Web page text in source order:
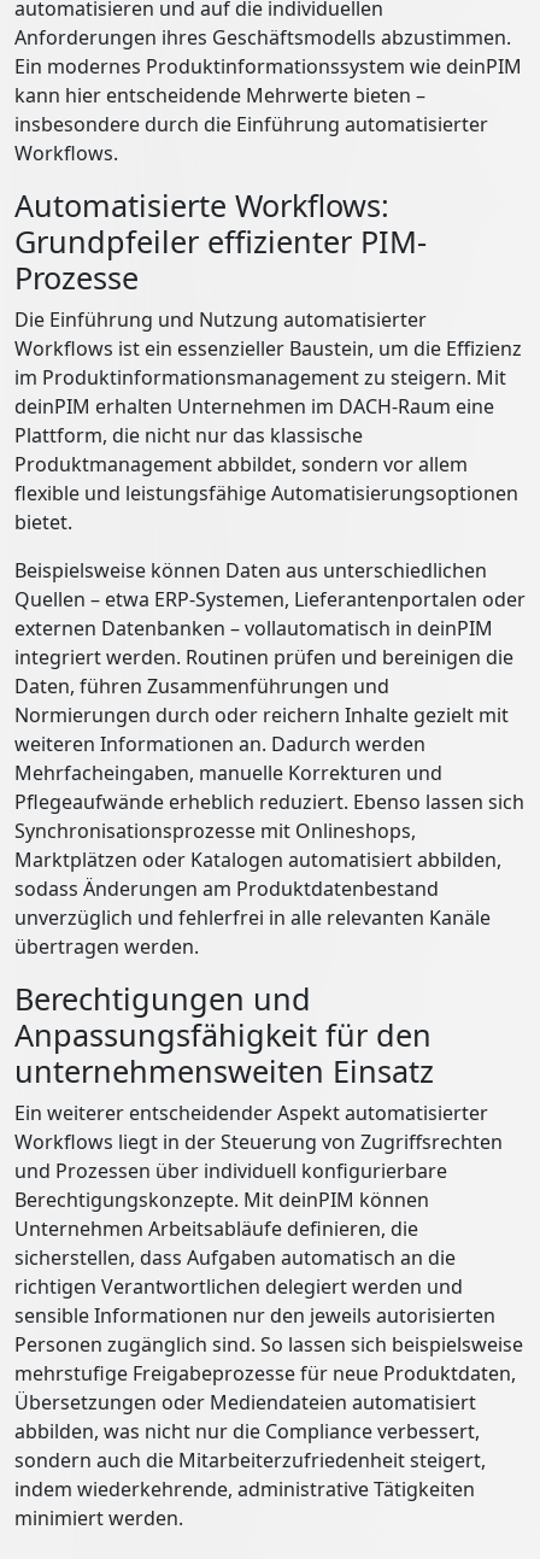
automatisieren und auf die individuellen
Anforderungen ihres Geschäftsmodells abzustimmen.
Ein modernes Produktinformationssystem wie deinPIM
kann hier entscheidende Mehrwerte bieten –
insbesondere durch die Einführung automatisierter
Workflows.
Automatisierte Workflows:
Grundpfeiler effizienter PIM-
Prozesse
Die Einführung und Nutzung automatisierter
Workflows ist ein essenzieller Baustein, um die Effizienz
im Produktinformationsmanagement zu steigern. Mit
deinPIM erhalten Unternehmen im DACH-Raum eine
Plattform, die nicht nur das klassische
Produktmanagement abbildet, sondern vor allem
flexible und leistungsfähige Automatisierungsoptionen
bietet.
Beispielsweise können Daten aus unterschiedlichen
Quellen – etwa ERP-Systemen, Lieferantenportalen oder
externen Datenbanken – vollautomatisch in deinPIM
integriert werden. Routinen prüfen und bereinigen die
Daten, führen Zusammenführungen und
Normierungen durch oder reichern Inhalte gezielt mit
weiteren Informationen an. Dadurch werden
Mehrfacheingaben, manuelle Korrekturen und
Pflegeaufwände erheblich reduziert. Ebenso lassen sich
Synchronisationsprozesse mit Onlineshops,
Marktplätzen oder Katalogen automatisiert abbilden,
sodass Änderungen am Produktdatenbestand
unverzüglich und fehlerfrei in alle relevanten Kanäle
übertragen werden.
Berechtigungen und
Anpassungsfähigkeit für den
unternehmensweiten Einsatz
Ein weiterer entscheidender Aspekt automatisierter
Workflows liegt in der Steuerung von Zugriffsrechten
und Prozessen über individuell konfigurierbare
Berechtigungskonzepte. Mit deinPIM können
Unternehmen Arbeitsabläufe definieren, die
sicherstellen, dass Aufgaben automatisch an die
richtigen Verantwortlichen delegiert werden und
sensible Informationen nur den jeweils autorisierten
Personen zugänglich sind. So lassen sich beispielsweise
mehrstufige Freigabeprozesse für neue Produktdaten,
Übersetzungen oder Mediendateien automatisiert
abbilden, was nicht nur die Compliance verbessert,
sondern auch die Mitarbeiterzufriedenheit steigert,
indem wiederkehrende, administrative Tätigkeiten
minimiert werden.